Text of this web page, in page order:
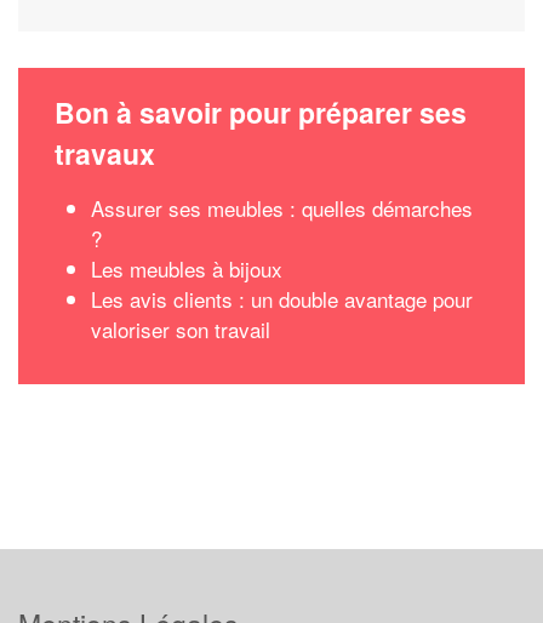
Bon à savoir pour préparer ses
travaux
Assurer ses meubles : quelles démarches
?
Les meubles à bijoux
Les avis clients : un double avantage pour
valoriser son travail